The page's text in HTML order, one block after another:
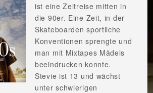
ist eine Zeitreise mitten in
die 90er. Eine Zeit, in der
Skateboarden sportliche
Konventionen sprengte und
man mit Mixtapes Mädels
beeindrucken konnte.
Stevie ist 13 und wächst
unter schwierigen